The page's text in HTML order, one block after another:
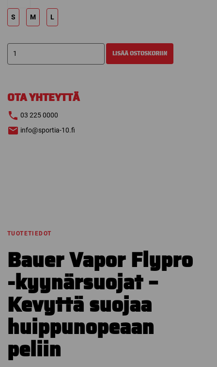
S M L
BAUER
VAPOR
LISÄÄ OSTOSKORIIN
OTA YHTEYTTÄ
03 225 0000
info@sportia-10.fi
TUOTETIEDOT
Bauer Vapor Flypro
-kyynärsuojat –
Kevyttä suojaa
huippunopeaan
peliin